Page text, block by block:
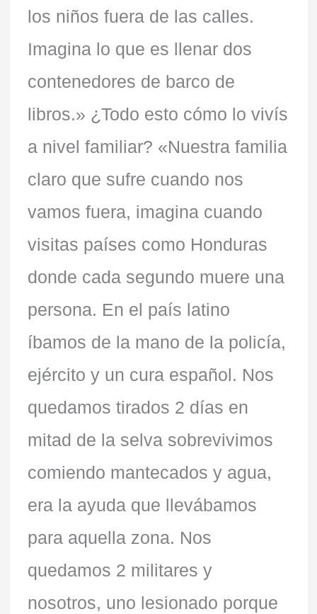
los niños fuera de las calles.
Imagina lo que es llenar dos
contenedores de barco de
libros.» ¿Todo esto cómo lo vivís
a nivel familiar? «Nuestra familia
claro que sufre cuando nos
vamos fuera, imagina cuando
visitas países como Honduras
donde cada segundo muere una
persona. En el país latino
íbamos de la mano de la policía,
ejército y un cura español. Nos
quedamos tirados 2 días en
mitad de la selva sobrevivimos
comiendo mantecados y agua,
era la ayuda que llevábamos
para aquella zona. Nos
quedamos 2 militares y
nosotros, uno lesionado porque